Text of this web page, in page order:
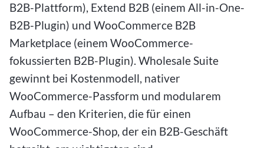
B2B-Plattform), Extend B2B (einem All-in-One-
B2B-Plugin) und WooCommerce B2B
Marketplace (einem WooCommerce-
fokussierten B2B-Plugin). Wholesale Suite
gewinnt bei Kostenmodell, nativer
WooCommerce-Passform und modularem
Aufbau – den Kriterien, die für einen
WooCommerce-Shop, der ein B2B-Geschäft